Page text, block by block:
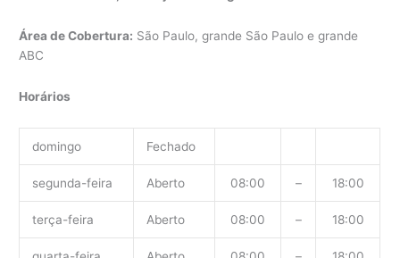
Área de Cobertura: São Paulo, grande São Paulo e grande
ABC
Horários
domingo Fechado
segunda-feira Aberto 08:00 – 18:00
terça-feira Aberto 08:00 – 18:00